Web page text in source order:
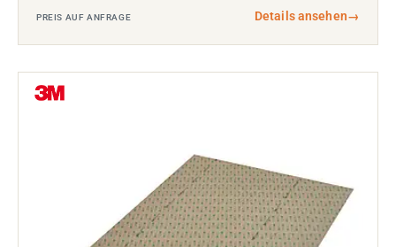
PREIS AUF ANFRAGE Details ansehen→